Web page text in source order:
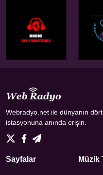
Webradyo.net ile dünyanın
istasyonuna anında erişin.
Sayfalar Müzik